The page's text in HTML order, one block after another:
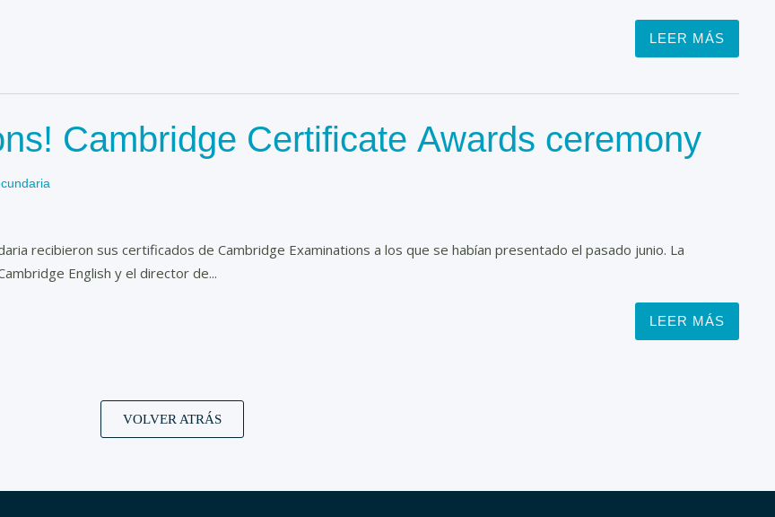
LEER MÁS
Cambridge Certificate Awards ceremony
recibieron sus certificados de Cambridge Examinations a los que se habían presentado el pasado junio. La
English y el director de...
LEER MÁS
VOLVER ATRÁS